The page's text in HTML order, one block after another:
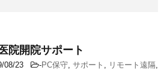
院開院サポート
08/23 -PC保守, サポート , リモート遠隔,